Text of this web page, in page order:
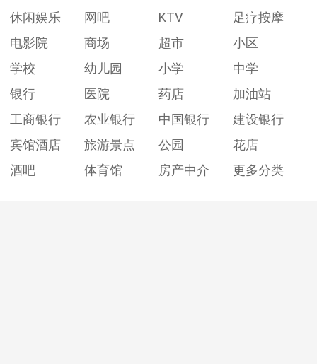
休闲娱乐
网吧 KTV
足疗按摩
电影院
商场 超市
小区
学校
幼儿园 小学
中学
银行
医院 药店
加油站
工商银行
农业银行 中国银行
建设银行
宾馆酒店
旅游景点 公园
花店
酒吧
体育馆 房产中介 更多分类